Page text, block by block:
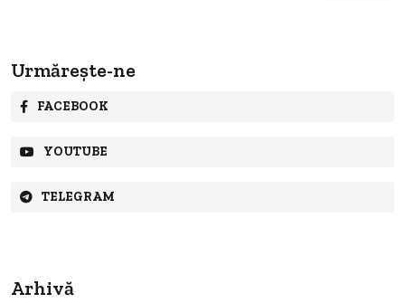
Urmărește-ne
FACEBOOK
YOUTUBE
TELEGRAM
Arhivă